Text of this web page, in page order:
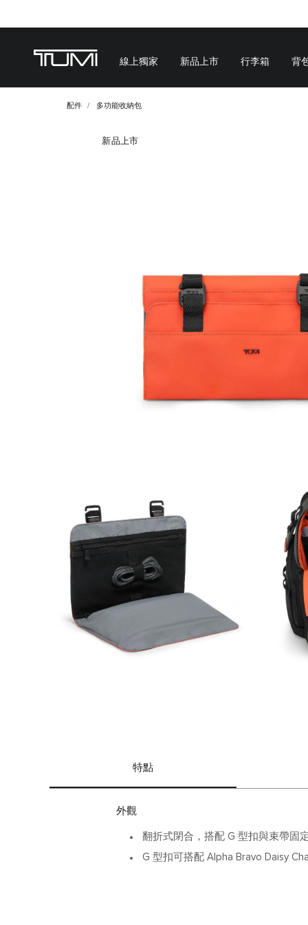
線上獨家 新品上市 行李箱 背
配件 多功能收納包
新品上市
特點
外觀
翻折式閉合，搭配 G 型扣與束帶固
G 型扣可搭配 Alpha Bravo Daisy